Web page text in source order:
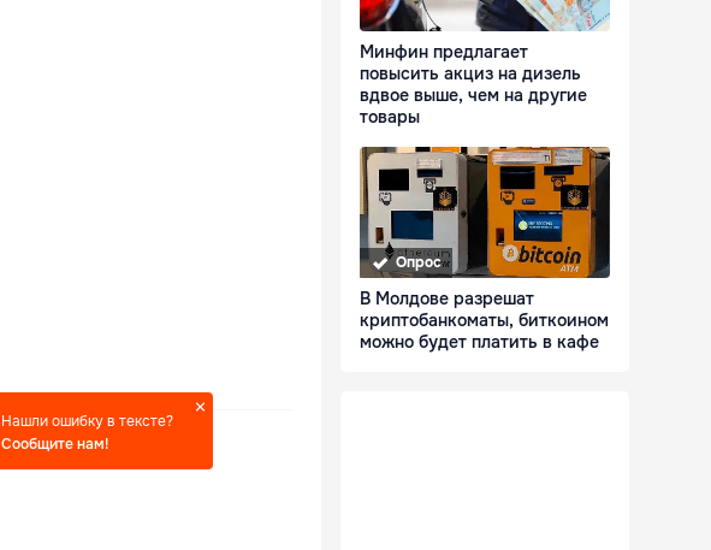
Нашли ошибку в тексте?
Сообщите нам!
Минфин предлагает
повысить акциз на дизель
вдвое выше, чем на другие
товары
Опрос
В Молдове разрешат
криптобанкоматы, биткоином
можно будет платить в кафе